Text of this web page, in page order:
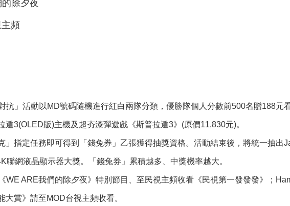
除夕夜
頻
抗」活動以MD號碼隨機進行紅白兩隊分類，優勝隊個人分數前500名贈188元
遁3(OLED版)主機及超夯漆彈遊戲《斯普拉遁3》(原價11,830元)。
」指定任務即可得到「錢兔券」乙張獲得抽獎資格。活動結束後，將統一抽出
聯網液晶顯示器大獎。「錢兔券」累積越多、中獎機率越大。
WE ARE我們的除夕夜》特別節目、至民視主頻收看《民視第一發發發》；
大賞》請至MOD台視主頻收看。